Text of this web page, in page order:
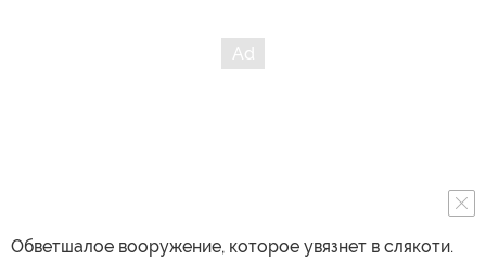
Обветшалое вооружение, которое увязнет в слякоти.